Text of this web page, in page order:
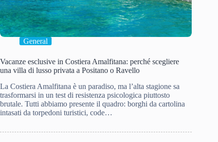
General
Vacanze esclusive in Costiera Amalfitana: perché scegliere
una villa di lusso privata a Positano o Ravello
La Costiera Amalfitana è un paradiso, ma l’alta stagione sa
trasformarsi in un test di resistenza psicologica piuttosto
brutale. Tutti abbiamo presente il quadro: borghi da cartolina
intasati da torpedoni turistici, code…